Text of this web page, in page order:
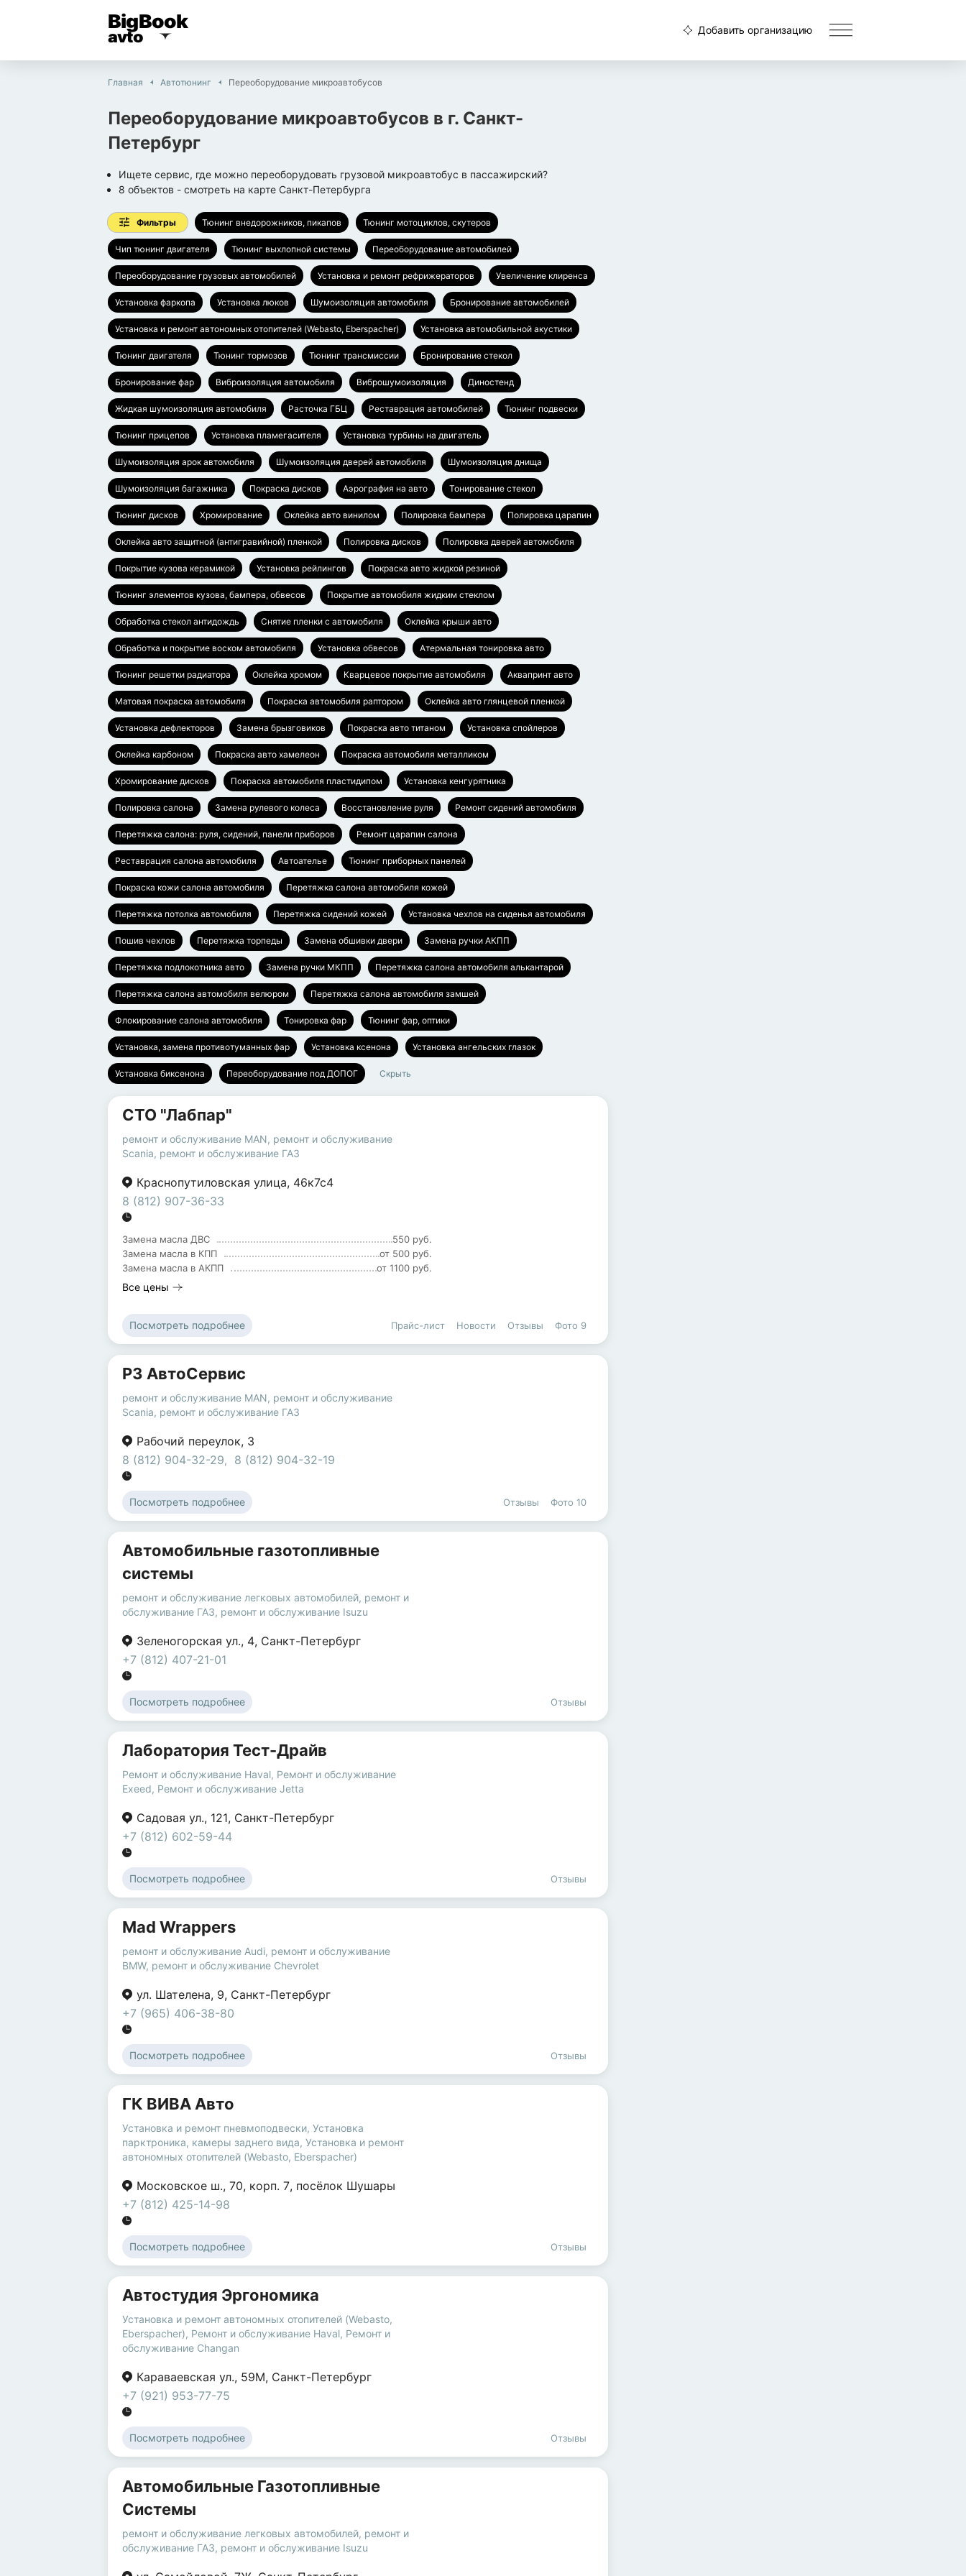
BigBook
avto Добавить организацию
Главная Автотюнинг Переоборудование микроавтобусов
Переоборудование микроавтобусов в г. Санкт-
Петербург
Ищете сервис, где можно переоборудовать грузовой микроавтобус в пассажирский?
8 объектов - смотреть на карте Санкт-Петербурга
Фильтры Тюнинг внедорожников, пикапов Тюнинг мотоциклов, скутеров
Чип тюнинг двигателя Тюнинг выхлопной системы Переоборудование автомобилей
Переоборудование грузовых автомобилей Установка и ремонт рефрижераторов Увеличение клиренса
Установка фаркопа Установка люков Шумоизоляция автомобиля Бронирование автомобилей
Установка и ремонт автономных отопителей (Webasto, Eberspacher) Установка автомобильной акустики
Тюнинг двигателя Тюнинг тормозов Тюнинг трансмиссии Бронирование стекол
Бронирование фар Виброизоляция автомобиля Виброшумоизоляция Диностенд
Жидкая шумоизоляция автомобиля Расточка ГБЦ Реставрация автомобилей Тюнинг подвески
Тюнинг прицепов Установка пламегасителя Установка турбины на двигатель
Шумоизоляция арок автомобиля Шумоизоляция дверей автомобиля Шумоизоляция днища
Шумоизоляция багажника Покраска дисков Аэрография на авто Тонирование стекол
Тюнинг дисков Хромирование Оклейка авто винилом Полировка бампера Полировка царапин
Оклейка авто защитной (антигравийной) пленкой Полировка дисков Полировка дверей автомобиля
Покрытие кузова керамикой Установка рейлингов Покраска авто жидкой резиной
Тюнинг элементов кузова, бампера, обвесов Покрытие автомобиля жидким стеклом
Обработка стекол антидождь Снятие пленки с автомобиля Оклейка крыши авто
Обработка и покрытие воском автомобиля Установка обвесов Атермальная тонировка авто
Тюнинг решетки радиатора Оклейка хромом Кварцевое покрытие автомобиля Аквапринт авто
Матовая покраска автомобиля Покраска автомобиля раптором Оклейка авто глянцевой пленкой
Установка дефлекторов Замена брызговиков Покраска авто титаном Установка спойлеров
Оклейка карбоном Покраска авто хамелеон Покраска автомобиля металликом
Хромирование дисков Покраска автомобиля пластидипом Установка кенгурятника
Полировка салона Замена рулевого колеса Восстановление руля Ремонт сидений автомобиля
Перетяжка салона: руля, сидений, панели приборов Ремонт царапин салона
Реставрация салона автомобиля Автоателье Тюнинг приборных панелей
Покраска кожи салона автомобиля Перетяжка салона автомобиля кожей
Перетяжка потолка автомобиля Перетяжка сидений кожей Установка чехлов на сиденья автомобиля
Пошив чехлов Перетяжка торпеды Замена обшивки двери Замена ручки АКПП
Перетяжка подлокотника авто Замена ручки МКПП Перетяжка салона автомобиля алькантарой
Перетяжка салона автомобиля велюром Перетяжка салона автомобиля замшей
Флокирование салона автомобиля Тонировка фар Тюнинг фар, оптики
Установка, замена противотуманных фар Установка ксенона Установка ангельских глазок
Установка биксенона Переоборудование под ДОПОГ Скрыть
СТО "Лабпар"
ремонт и обслуживание MAN, ремонт и обслуживание
Scania, ремонт и обслуживание ГАЗ
Краснопутиловская улица, 46к7с4
8 (812) 907-36-33
Замена масла ДВС
550 руб.
Замена масла в КПП
от 500 руб.
Замена масла в АКПП
от 1100 руб.
Все цены
Посмотреть подробнее Прайс-лист Новости Отзывы Фото 9
Р3 АвтоСервис
ремонт и обслуживание MAN, ремонт и обслуживание
Scania, ремонт и обслуживание ГАЗ
Рабочий переулок, 3
8 (812) 904-32-29, 8 (812) 904-32-19
Посмотреть подробнее Отзывы Фото 10
Автомобильные газотопливные
системы
ремонт и обслуживание легковых автомобилей, ремонт и
обслуживание ГАЗ, ремонт и обслуживание Isuzu
Зеленогорская ул., 4, Санкт-Петербург
+7 (812) 407-21-01
Посмотреть подробнее Отзывы
Лаборатория Тест-Драйв
Ремонт и обслуживание Haval, Ремонт и обслуживание
Exeed, Ремонт и обслуживание Jetta
Садовая ул., 121, Санкт-Петербург
+7 (812) 602-59-44
Посмотреть подробнее Отзывы
Mad Wrappers
ремонт и обслуживание Audi, ремонт и обслуживание
BMW, ремонт и обслуживание Chevrolet
ул. Шателена, 9, Санкт-Петербург
+7 (965) 406-38-80
Посмотреть подробнее Отзывы
ГК ВИВА Авто
Установка и ремонт пневмоподвески, Установка
парктроника, камеры заднего вида, Установка и ремонт
автономных отопителей (Webasto, Eberspacher)
Московское ш., 70, корп. 7, посёлок Шушары
+7 (812) 425-14-98
Посмотреть подробнее Отзывы
Автостудия Эргономика
Установка и ремонт автономных отопителей (Webasto,
Eberspacher), Ремонт и обслуживание Haval, Ремонт и
обслуживание Changan
Караваевская ул., 59М, Санкт-Петербург
+7 (921) 953-77-75
Посмотреть подробнее Отзывы
Автомобильные Газотопливные
Системы
ремонт и обслуживание легковых автомобилей, ремонт и
обслуживание ГАЗ, ремонт и обслуживание Isuzu